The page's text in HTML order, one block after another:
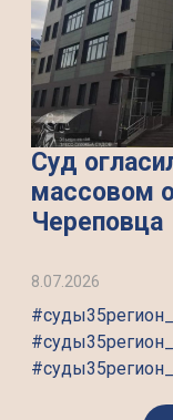
Суд
массовом
Череповца
8.07.2026